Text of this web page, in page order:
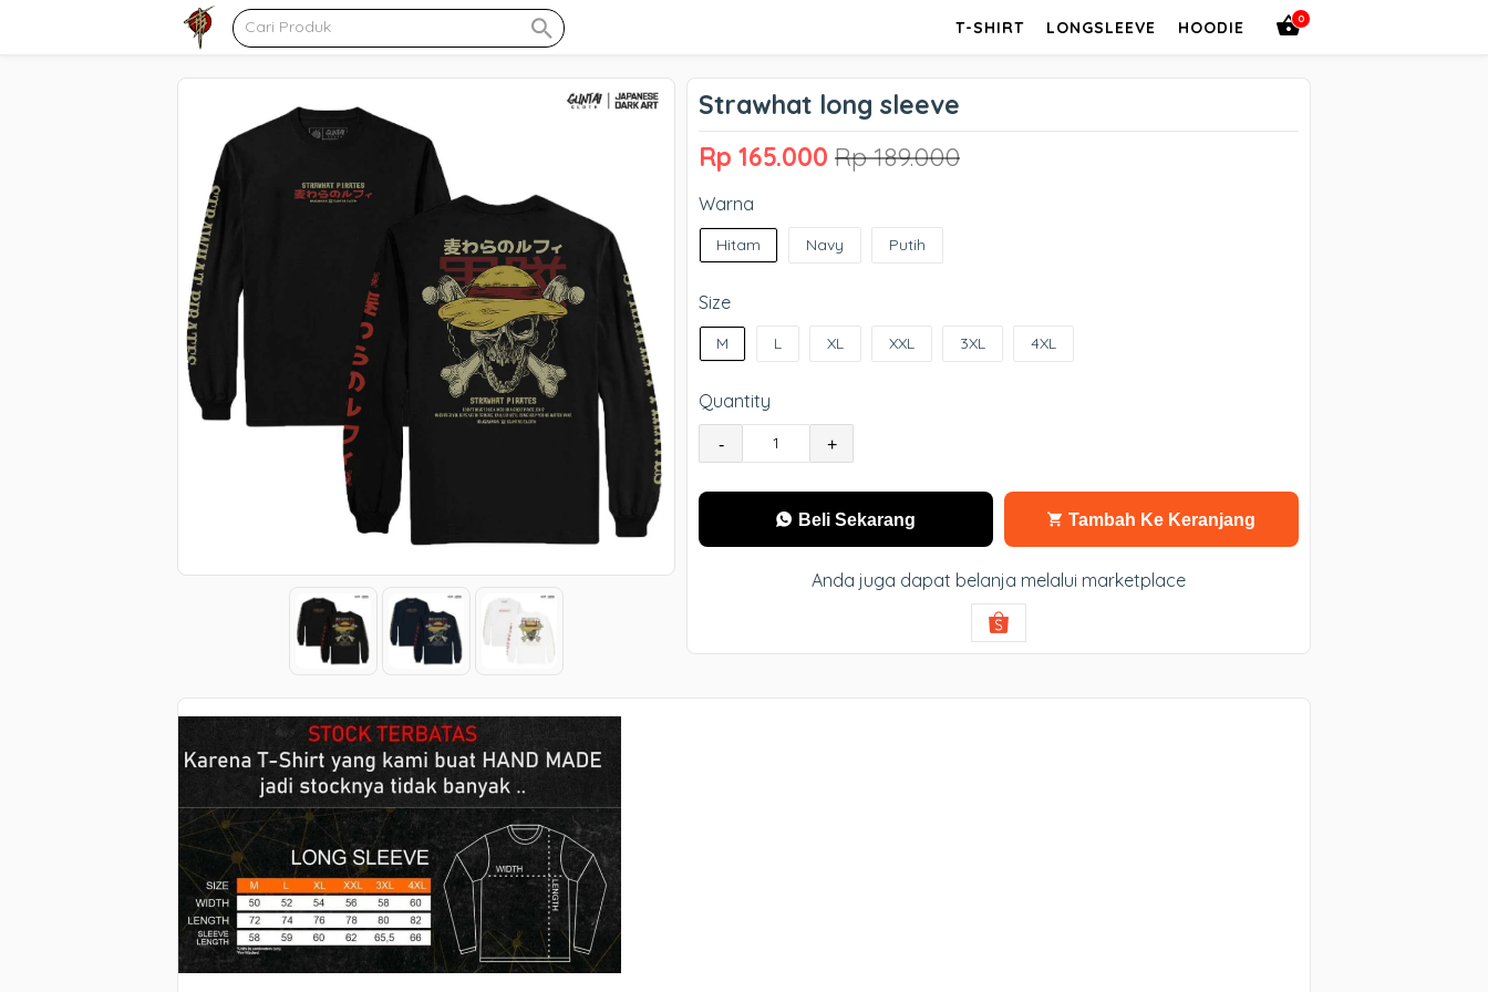
0
T-SHIRT LONGSLEEVE HOODIE
Strawhat long sleeve
Rp 165.000 Rp 189.000
Warna
Hitam Navy Putih
Size
M L XL XXL 3XL 4XL
Quantity
- +
Beli Sekarang Tambah Ke Keranjang
Anda juga dapat belanja melalui marketplace